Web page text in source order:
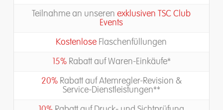
Teilnahme an unserenexklusiven TSC Club
Events
Kostenlose Flaschenfüllungen
15%Rabatt auf Waren-Einkäufe*
20%Rabatt auf Atemregler-Revision &
Service-Dienstleistungen**